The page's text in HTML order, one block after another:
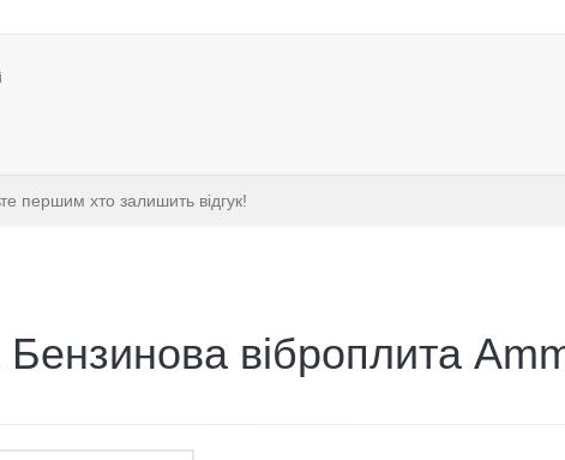
першим хто залишить відгук!
Бензинова віброплита